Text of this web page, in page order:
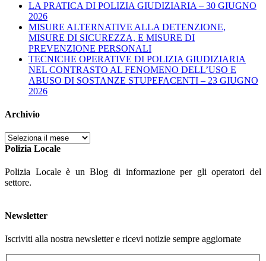
LA PRATICA DI POLIZIA GIUDIZIARIA – 30 GIUGNO
2026
MISURE ALTERNATIVE ALLA DETENZIONE,
MISURE DI SICUREZZA, E MISURE DI
PREVENZIONE PERSONALI
TECNICHE OPERATIVE DI POLIZIA GIUDIZIARIA
NEL CONTRASTO AL FENOMENO DELL’USO E
ABUSO DI SOSTANZE STUPEFACENTI – 23 GIUGNO
2026
Archivio
Archivio
Polizia Locale
Polizia Locale è un Blog di informazione per gli operatori del
settore.
Newsletter
Iscriviti alla nostra newsletter e ricevi notizie sempre aggiornate